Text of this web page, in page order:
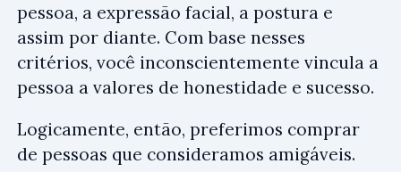
pessoa, a expressão facial, a postura e
assim por diante. Com base nesses
critérios, você inconscientemente vincula a
pessoa a valores de honestidade e sucesso.
Logicamente, então, preferimos comprar
de pessoas que consideramos amigáveis.